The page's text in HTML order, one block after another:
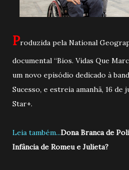
Produzida pela National
documental “Bios. Vidas Que
um novo episódio dedicado à
Sucesso, e estreia amanhã, 16 de
Star+.
Leia também...Dona Branca de
Infância de Romeu e Julieta?